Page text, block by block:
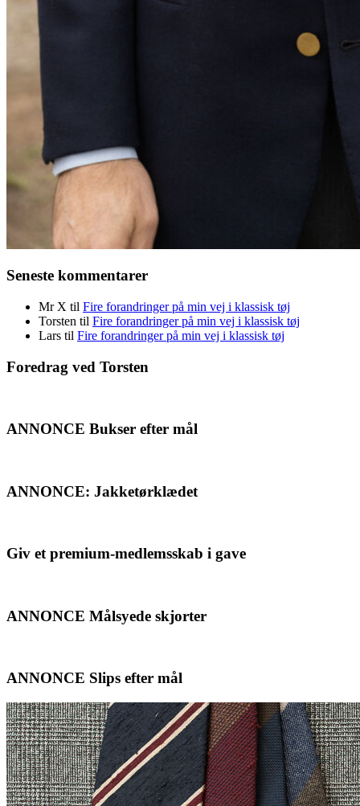
Seneste kommentarer
Mr X til Fire forandringer på min vej i klassisk tøj
Torsten til Fire forandringer på min vej i klassisk tøj
Lars til Fire forandringer på min vej i klassisk tøj
Foredrag ved Torsten
ANNONCE Bukser efter mål
ANNONCE: Jakketørklædet
Giv et premium-medlemsskab i gave
ANNONCE Målsyede skjorter
ANNONCE Slips efter mål